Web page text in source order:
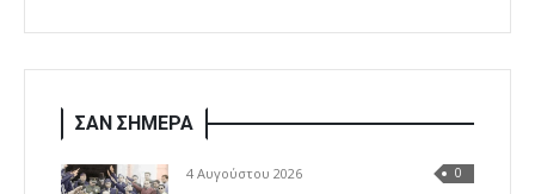
ΣΑΝ ΣΗΜΕΡΑ
4 Αυγούστου 2026 0